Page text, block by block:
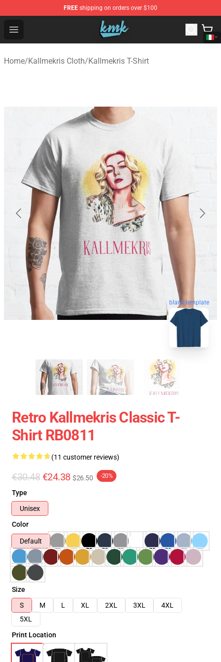
FREE shipping on orders over $100
Open menu
KallMeKris Store - Official KallMeKris Merchandise Shop
Home/Kallmekris Cloth/Kallmekris T-Shirt
blank template
Retro Kallmekris Classic T-
Shirt RB0811
(11 customer reviews)
€30.48 €24.38 $26.50 -20%
Type
Unisex
Color
Default
Size
S
M L XL 2XL 3XL
4XL
5XL
Print Location